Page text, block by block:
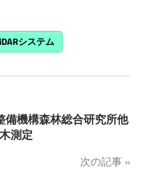
システム
備機構森林総合研究所他
測定
次の記事